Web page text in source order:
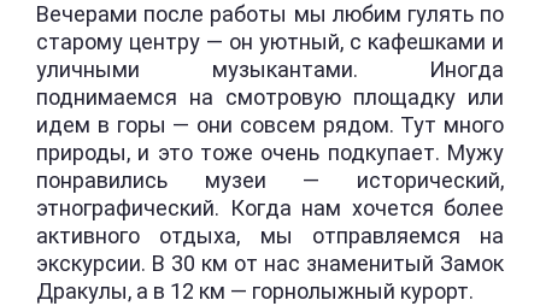
Вечерами после работы мы любим гулять по
старому центру — он уютный, с кафешками и
уличными музыкантами. Иногда
поднимаемся на смотровую площадку или
идем в горы — они совсем рядом. Тут много
природы, и это тоже очень подкупает. Мужу
понравились музеи — исторический,
этнографический. Когда нам хочется более
активного отдыха, мы отправляемся на
экскурсии. В 30 км от нас знаменитый Замок
Дракулы, а в 12 км — горнолыжный курорт.